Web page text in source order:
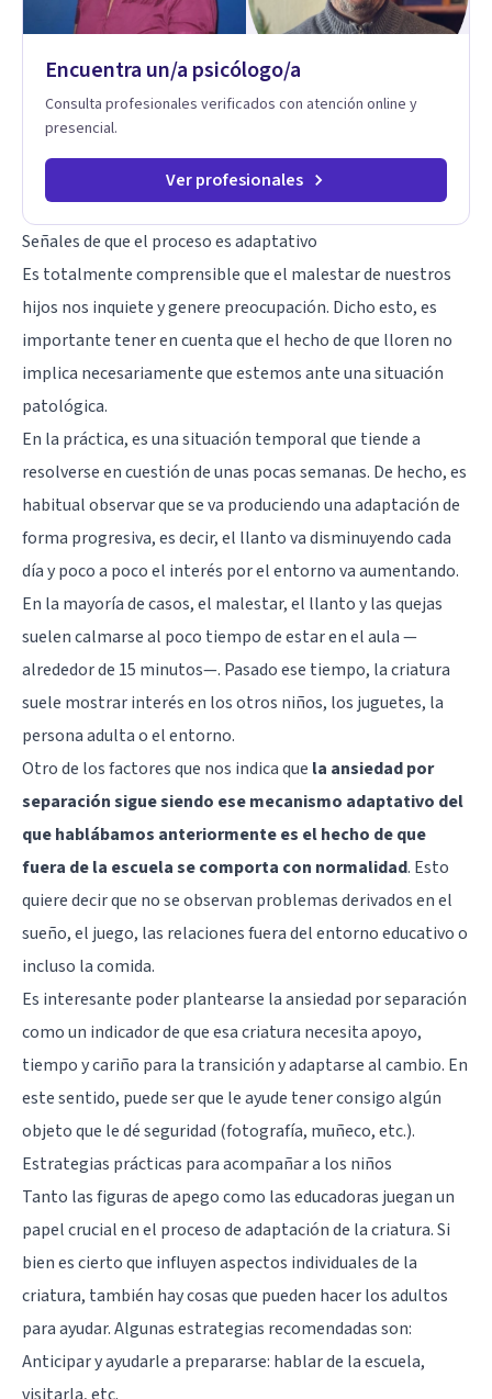
familiar y la fe se encuentran para crear procesos
terapéuticos transformadores, cálidos y profundamente
en cada etapa de tu vida.
Encuentra un/a psicólogo/a
Consulta profesionales verificados con atención online y
presencial.
Ver profesionales
Señales de que el proceso es adaptativo
Es totalmente comprensible que el malestar de nuestros
hijos nos inquiete y genere preocupación. Dicho esto, es
importante tener en cuenta que el hecho de que lloren no
implica necesariamente que estemos ante una situación
patológica.
En la práctica, es una situación temporal que tiende a
resolverse en cuestión de unas pocas semanas. De hecho, es
habitual observar que se va produciendo una adaptación de
forma progresiva, es decir, el llanto va disminuyendo cada
día y poco a poco el interés por el entorno va aumentando.
En la mayoría de casos, el malestar, el llanto y las quejas
suelen calmarse al poco tiempo de estar en el aula —
alrededor de 15 minutos—. Pasado ese tiempo, la criatura
suele mostrar interés en los otros niños, los juguetes, la
persona adulta o el entorno.
Otro de los factores que nos indica que la ansiedad por
separación sigue siendo ese mecanismo adaptativo del
que hablábamos anteriormente es el hecho de que
fuera de la escuela se comporta con normalidad. Esto
quiere decir que no se observan problemas derivados en el
sueño, el juego, las relaciones fuera del entorno educativo o
incluso la comida.
Es interesante poder plantearse la ansiedad por separación
como un indicador de que esa criatura necesita apoyo,
tiempo y cariño para la transición y adaptarse al cambio. En
este sentido, puede ser que le ayude tener consigo algún
objeto que le dé seguridad (fotografía, muñeco, etc.).
Estrategias prácticas para acompañar a los niños
Tanto las figuras de apego como las educadoras juegan un
papel crucial en el proceso de adaptación de la criatura. Si
bien es cierto que influyen aspectos individuales de la
criatura, también hay cosas que pueden hacer los adultos
para ayudar. Algunas estrategias recomendadas son:
Anticipar y ayudarle a prepararse: hablar de la escuela,